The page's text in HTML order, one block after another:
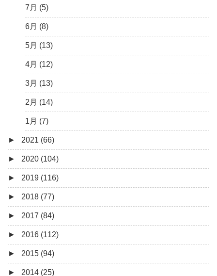
4月 (9)
3月 (15)
2月 (6)
1月 (10)
7月 (5)
6月 (8)
5月 (13)
4月 (12)
3月 (13)
2月 (14)
1月 (7)
► 2021 (66)
12月 (4)
11月 (8)
10月 (1)
8月 (2)
7月 (4)
6月 (6)
5月 (5)
► 2020 (104)
12月 (7)
11月 (10)
10月 (8)
9月 (5)
8月 (9)
7月 (8)
► 2019 (116)
12月 (9)
11月 (11)
10月 (9)
9月 (16)
8月 (9)
► 2018 (77)
12月 (6)
11月 (4)
10月 (8)
9月 (12)
► 2017 (84)
12月 (5)
11月 (3)
10月 (5)
► 2016 (112)
12月 (5)
11月 (11)
► 2015 (94)
12月 (4)
► 2014 (25)